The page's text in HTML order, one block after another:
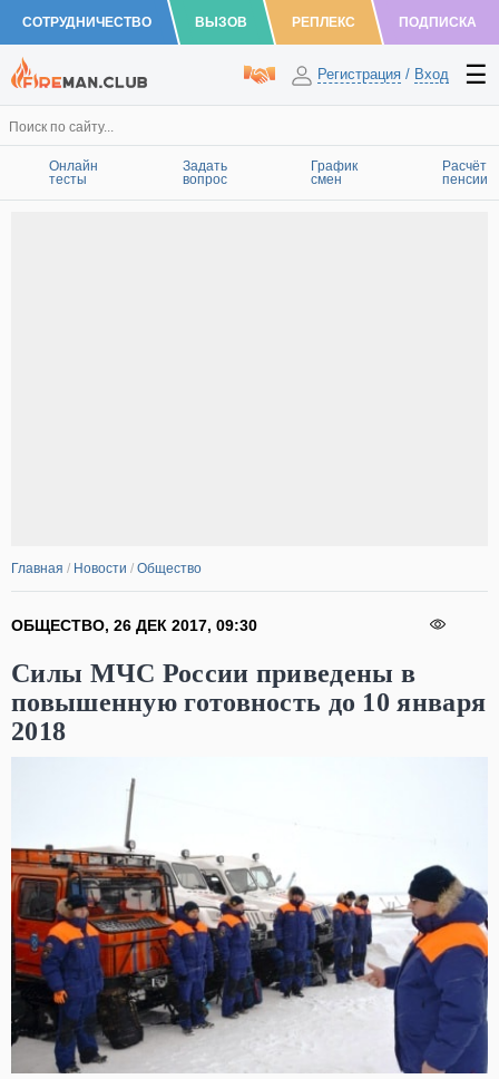
СОТРУДНИЧЕСТВО ВЫЗОВ РЕПЛЕКС ПОДПИСКА
Регистрация / Вход
Онлайн
тесты
Задать
вопрос
График
смен
Расчёт
пенсии
Главная / Новости / Общество
ОБЩЕСТВО, 26 ДЕК 2017, 09:30
Силы МЧС России приведены в
повышенную готовность до 10 января
2018